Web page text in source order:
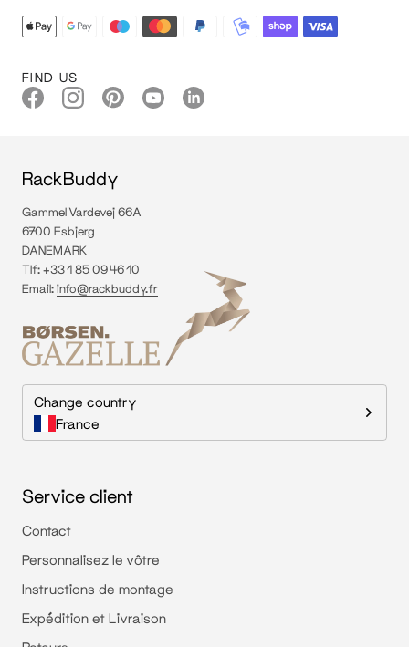
FIND US
RackBuddy
Gammel Vardevej 66A
6700 Esbjerg
DANEMARK
Tlf: +33 1 85 09 46 10
Email:info@rackbuddy.fr
Change country
France
Service client
Contact
Personnalisez le vôtre
Instructions de montage
Expédition et Livraison